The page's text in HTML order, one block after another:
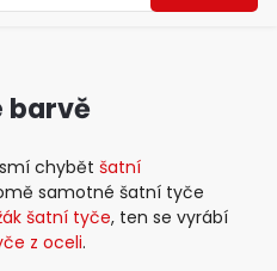
barvě
chybět šatní
samotné šatní tyče
šatní tyče, ten se vyrábí
z oceli.